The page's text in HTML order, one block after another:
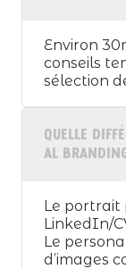
Environ
conseils
sélection
Quelle
al
Le portrait
LinkedIn/
Le
d’images